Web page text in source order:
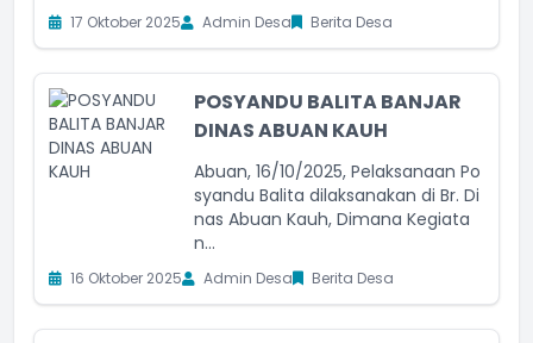
17 Oktober 2025 Admin Desa Berita Desa
POSYANDU BALITA BANJAR
DINAS ABUAN KAUH
Abuan, 16/10/2025, Pelaksanaan Po
syandu Balita dilaksanakan di Br. Di
nas Abuan Kauh, Dimana Kegiata
n...
16 Oktober 2025 Admin Desa Berita Desa